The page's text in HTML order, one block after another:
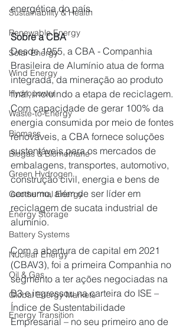
Sustainability & Health
Renewable Energy
Solar Energy
Wind Energy
Hydropower
Waste-to-Energy
Biomass
Biogas & Biomethane
Green Hydrogen
Geothermal Energy
Energy Storage
Battery Systems
Nuclear Energy
Oil & Gas
Global Energy Markets
Energy Transition
energética do país.
Sobre a CBA
Desde 1955, a CBA - Companhia
Brasileira de Alumínio atua de forma
integrada, da mineração ao produto
final, incluindo a etapa de reciclagem.
Com capacidade de gerar 100% da
energia consumida por meio de fontes
renováveis, a CBA fornece soluções
sustentáveis para os mercados de
embalagens, transportes, automotivo,
construção civil, energia e bens de
consumo, além de ser líder em
reciclagem de sucata industrial de
alumínio.
Com a abertura de capital em 2021
(CBAV3), foi a primeira Companhia no
segmento a ter ações negociadas na
B3 e ingressou na carteira do ISE –
Índice de Sustentabilidade
Empresarial – no seu primeiro ano de